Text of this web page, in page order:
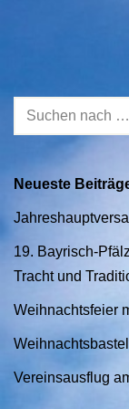
Neueste
19. Bayrisch-
Tracht und
Weihnachtsfeier
Vereinsausflug